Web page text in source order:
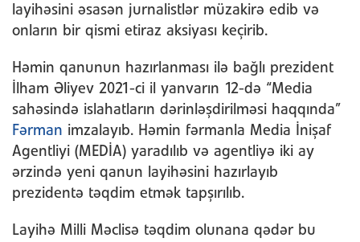
layihəsini əsasən jurnalistlər müzakirə edib və
onların bir qismi etiraz aksiyası keçirib.
Həmin qanunun hazırlanması ilə bağlı prezident
İlham Əliyev 2021-ci il yanvarın 12-də “Media
sahəsində islahatların dərinləşdirilməsi haqqında”
Fərman imzalayıb. Həmin fərmanla Media İnişaf
Agentliyi (MEDİA) yaradılıb və agentliyə iki ay
ərzində yeni qanun layihəsini hazırlayıb
prezidentə təqdim etmək tapşırılıb.
Layihə Milli Məclisə təqdim olunana qədər bu